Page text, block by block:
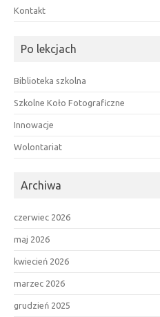
Kontakt
Po lekcjach
Biblioteka szkolna
Szkolne Koło Fotograficzne
Innowacje
Wolontariat
Archiwa
czerwiec 2026
maj 2026
kwiecień 2026
marzec 2026
grudzień 2025